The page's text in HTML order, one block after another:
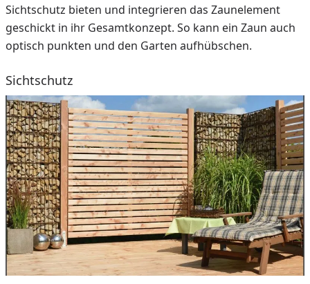
Sichtschutz bieten und integrieren das Zaunelement
geschickt in ihr Gesamtkonzept. So kann ein Zaun auch
optisch punkten und den Garten aufhübschen.
Sichtschutz